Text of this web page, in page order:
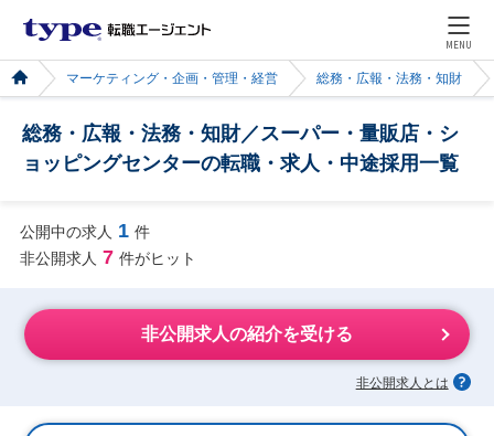
MENU
マーケティング・企画・管理・経営 総務・広報・法務・知財
総務・広報・法務・知財／スーパー・量販店・シ
ョッピングセンターの転職・求人・中途採用一覧
公開中の求人 1 件
非公開求人 7 件がヒット
非公開求人の紹介を受ける
非公開求人とは